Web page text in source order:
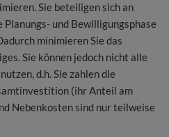
Sie beteiligen sich an
und Bewilligungsphase
minimieren Sie das
Sie können jedoch nicht alle
d.h. Sie zahlen die
(ihr Anteil am
Nebenkosten sind nur teilweise